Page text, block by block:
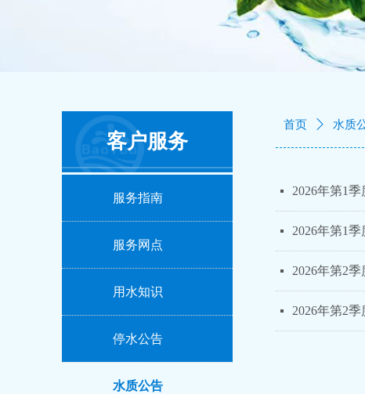
客户服务
服务指南
服务网点
用水知识
停水公告
水质公告
넷 2026年第1
넷 2026年第1
넷 2026年第2
넷 2026年第2
首页 ꄲ 水质